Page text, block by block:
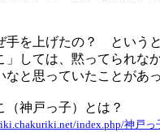
手を上げたの？ という
」しては、黙ってられな
なと思っていたことがあ
神戸っ子）とは？
index.php/神戸っ